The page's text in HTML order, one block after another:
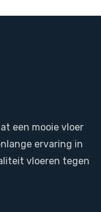
een mooie vloer
ervaring in
vloeren tegen